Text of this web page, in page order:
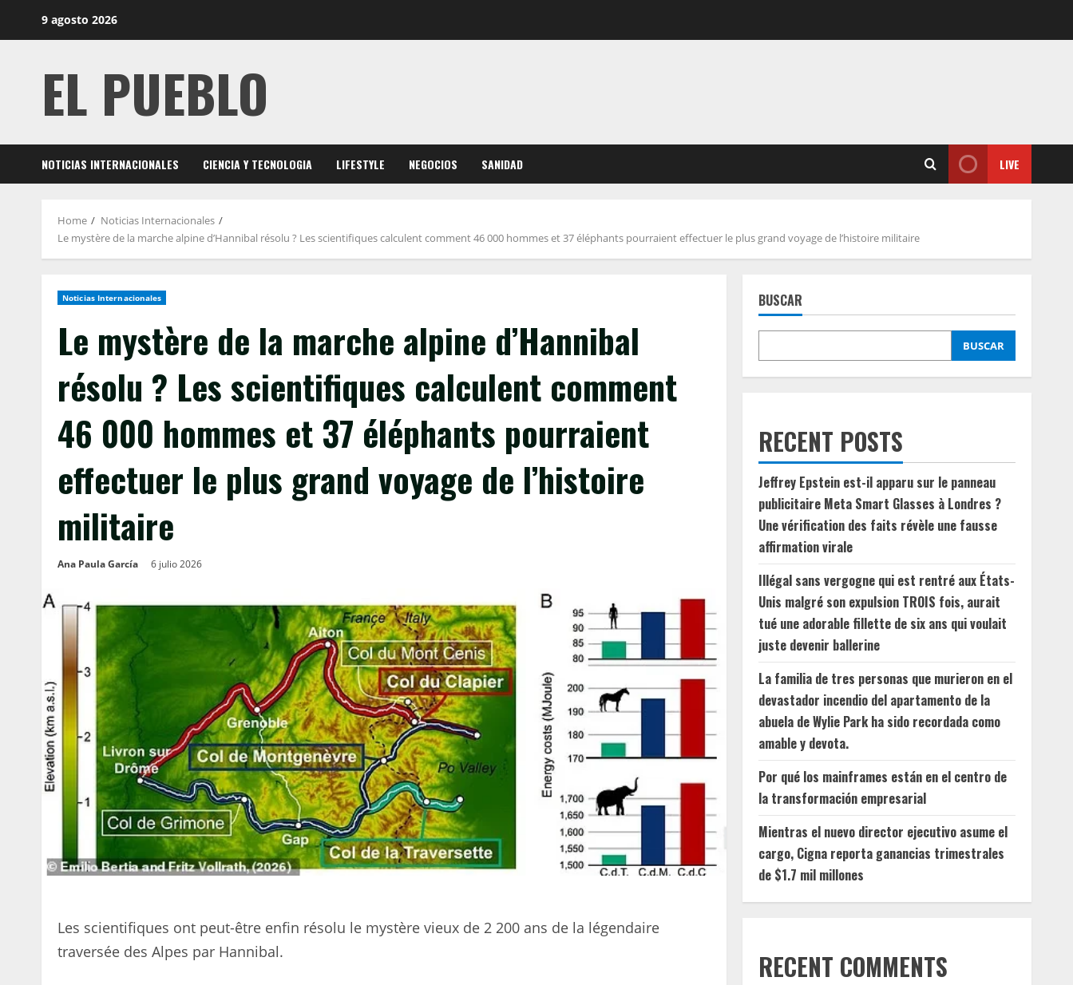
9 agosto 2026
EL PUEBLO
NOTICIAS INTERNACIONALES CIENCIA Y TECNOLOGIA LIFESTYLE NEGOCIOS SANIDAD LIVE
Home
Noticias Internacionales
Le mystère de la marche alpine d’Hannibal résolu ? Les scientifiques calculent comment 46 000 hommes et 37 éléphants pourraient effectuer le plus grand voyage de l’histoire militaire
Noticias Internacionales
Le mystère de la marche alpine d’Hannibal
résolu ? Les scientifiques calculent comment
46 000 hommes et 37 éléphants pourraient
effectuer le plus grand voyage de l’histoire
militaire
Ana Paula García 6 julio 2026
Les scientifiques ont peut-être enfin résolu le mystère vieux de 2 200 ans de la légendaire
traversée des Alpes par Hannibal.
BUSCAR
BUSCAR
RECENT POSTS
Jeffrey Epstein est-il apparu sur le panneau
publicitaire Meta Smart Glasses à Londres ?
Une vérification des faits révèle une fausse
affirmation virale
Illégal sans vergogne qui est rentré aux États-
Unis malgré son expulsion TROIS fois, aurait
tué une adorable fillette de six ans qui voulait
juste devenir ballerine
La familia de tres personas que murieron en el
devastador incendio del apartamento de la
abuela de Wylie Park ha sido recordada como
amable y devota.
Por qué los mainframes están en el centro de
la transformación empresarial
Mientras el nuevo director ejecutivo asume el
cargo, Cigna reporta ganancias trimestrales
de $1.7 mil millones
RECENT COMMENTS